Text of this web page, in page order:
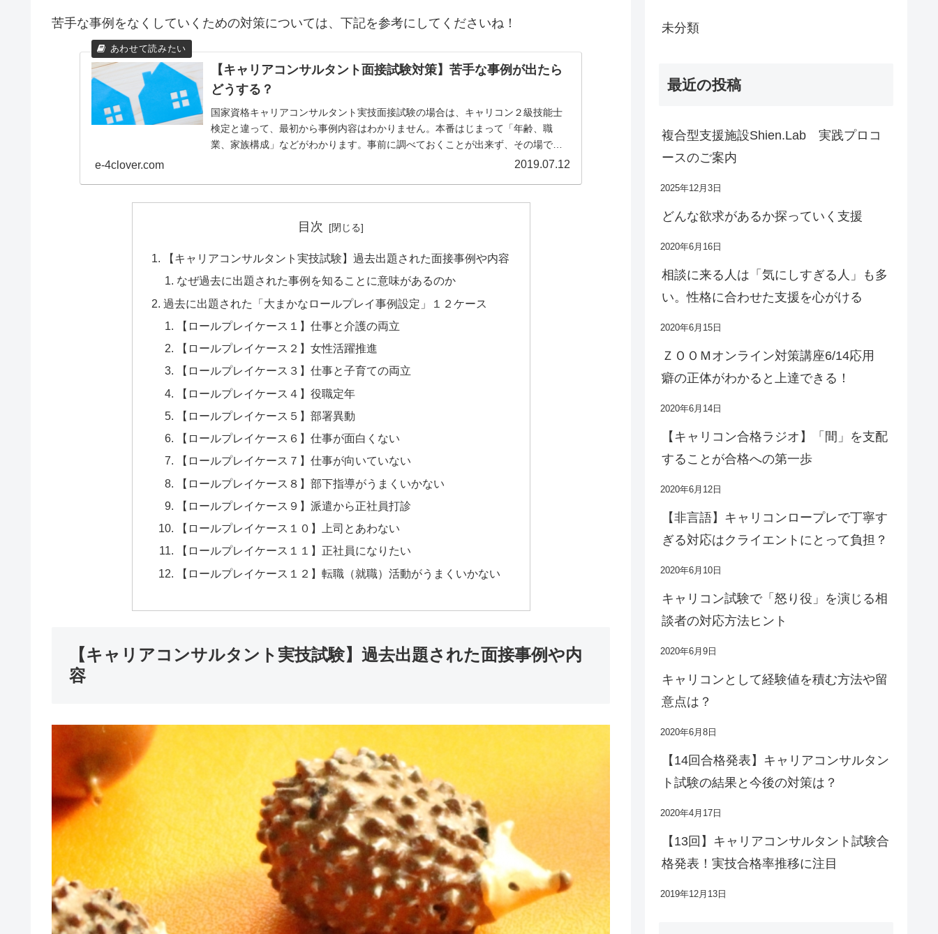
苦手な事例をなくしていくための対策については、下記を参考にしてくださいね！
【キャリアコンサルタント面接試験対策】苦手な事例が出たら
どうする？
国家資格キャリアコンサルタント実技面接試験の場合は、キャリコン２級技能士
検定と違って、最初から事例内容はわかりません。本番はじまって「年齢、職
業、家族構成」などがわかります。事前に調べておくことが出来ず、その場で対
e-4clover.com 2019.07.12
目次
【キャリアコンサルタント実技試験】過去出題された面接事例や内容
なぜ過去に出題された事例を知ることに意味があるのか
過去に出題された「大まかなロールプレイ事例設定」１２ケース
【ロールプレイケース１】仕事と介護の両立
【ロールプレイケース２】女性活躍推進
【ロールプレイケース３】仕事と子育ての両立
【ロールプレイケース４】役職定年
【ロールプレイケース５】部署異動
【ロールプレイケース６】仕事が面白くない
【ロールプレイケース７】仕事が向いていない
【ロールプレイケース８】部下指導がうまくいかない
【ロールプレイケース９】派遣から正社員打診
【ロールプレイケース１０】上司とあわない
【ロールプレイケース１１】正社員になりたい
【ロールプレイケース１２】転職（就職）活動がうまくいかない
【キャリアコンサルタント実技試験】過去出題された面接事例や内
容
未分類
最近の投稿
複合型支援施設Shien.Lab 実践プロコ
ースのご案内
2025年12月3日
どんな欲求があるか探っていく支援
2020年6月16日
相談に来る人は「気にしすぎる人」も多
い。性格に合わせた支援を心がける
2020年6月15日
ＺＯＯＭオンライン対策講座6/14応用
癖の正体がわかると上達できる！
2020年6月14日
【キャリコン合格ラジオ】「間」を支配
することが合格への第一歩
2020年6月12日
【非言語】キャリコンロープレで丁寧す
ぎる対応はクライエントにとって負担？
2020年6月10日
キャリコン試験で「怒り役」を演じる相
談者の対応方法ヒント
2020年6月9日
キャリコンとして経験値を積む方法や留
意点は？
2020年6月8日
【14回合格発表】キャリアコンサルタン
ト試験の結果と今後の対策は？
2020年4月17日
【13回】キャリアコンサルタント試験合
格発表！実技合格率推移に注目
2019年12月13日